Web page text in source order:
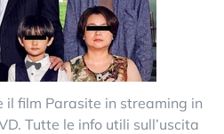
il film Parasite in streaming in
Tutte le info utili sull’uscita